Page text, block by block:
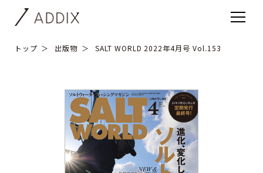
トップ 出版物 SALT WORLD 2022年4月号 Vol.153